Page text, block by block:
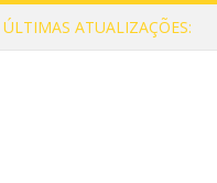
ÚLTIMAS ATUALIZAÇÕES: